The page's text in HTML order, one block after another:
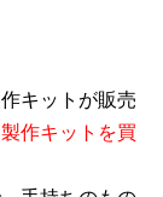
キットが販売
作キットを買